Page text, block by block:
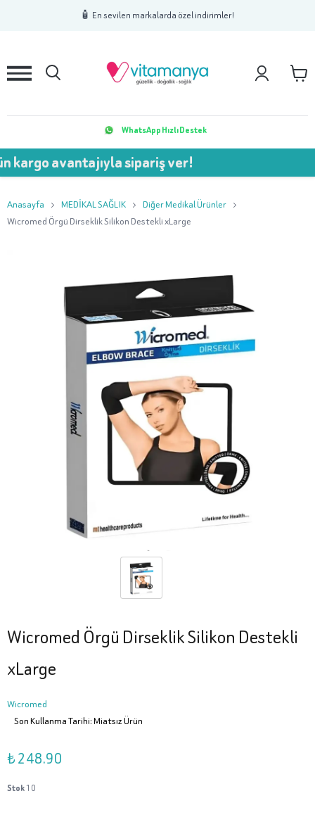
🧴 En sevilen markalarda özel indirimler!
2 3
WhatsApp Hızlı Destek
avantajıyla sipariş ver!
Anasayfa MEDİKAL SAĞLIK
Diğer Medikal Ürünler
Wicromed Örgü Dirseklik Silikon Destekli xLarge
Wicromed Örgü Dirseklik Silikon Destekli
xLarge
Wicromed
Son Kullanma Tarihi: Miatsız Ürün
₺ 248.90
Stok10